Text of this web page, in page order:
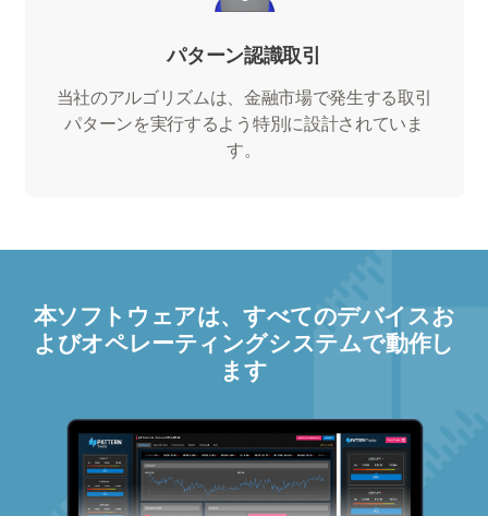
パターン認識取引
当社のアルゴリズムは、金融市場で発生する取引
パターンを実行するよう特別に設計されていま
す。
本ソフトウェアは、すべてのデバイスお
よびオペレーティングシステムで動作し
ます